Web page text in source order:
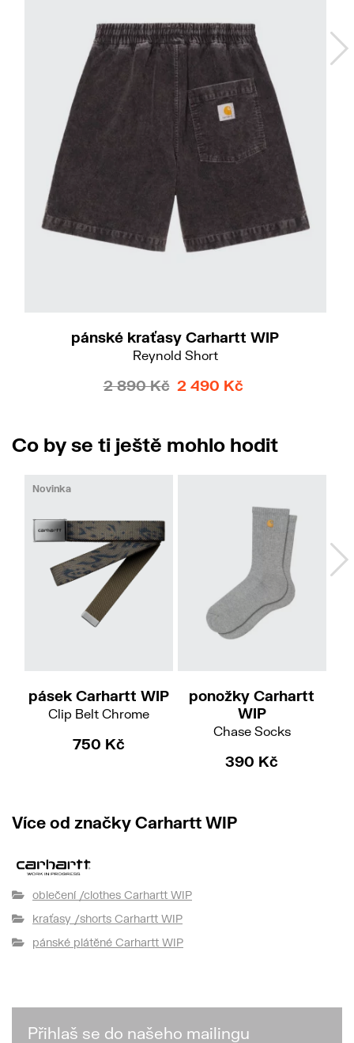
pánské kraťasy Carhartt WIP
Reynold Short
2 890 Kč 2 490 Kč
Co by se ti ještě mohlo hodit
Novinka
pásek Carhartt WIP
Clip Belt Chrome
750 Kč
ponožky Carhartt
WIP
Chase Socks
390 Kč
Více od značky Carhartt WIP
oblečení /clothes Carhartt WIP
kraťasy /shorts Carhartt WIP
pánské plátěné Carhartt WIP
Přihlaš se do našeho mailingu